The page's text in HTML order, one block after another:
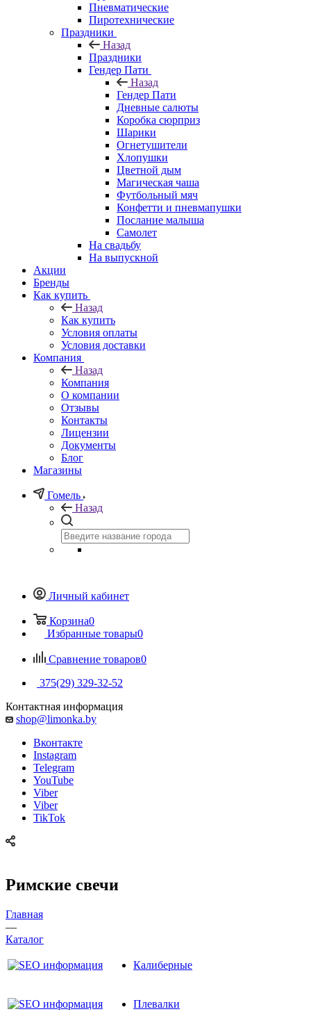
Пневматические
Пиротехнические
Праздники
Назад
Праздники
Гендер Пати
Назад
Гендер Пати
Дневные салюты
Коробка сюрприз
Шарики
Огнетушители
Хлопушки
Цветной дым
Магическая чаша
Футбольный мяч
Конфетти и пневмапушки
Послание малыша
Самолет
На свадьбу
На выпускной
Акции
Бренды
Как купить
Назад
Как купить
Условия оплаты
Условия доставки
Компания
Назад
Компания
О компании
Отзывы
Контакты
Лицензии
Документы
Блог
Магазины
Гомель
Назад
Личный кабинет
Корзина0
Избранные товары0
Сравнение товаров0
375(29) 329-32-52
Контактная информация
shop@limonka.by
Вконтакте
Instagram
Telegram
YouTube
Viber
Viber
TikTok
Римские свечи
Главная
—
Каталог
Калиберные
Плевалки